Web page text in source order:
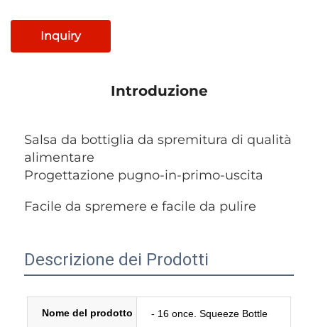
Inquiry
Introduzione
Salsa da bottiglia da spremitura di qualità
alimentare
Progettazione pugno-in-primo-uscita
Facile da spremere e facile da pulire
Descrizione dei Prodotti
Nome del prodotto - 16 once. Squeeze Bottle